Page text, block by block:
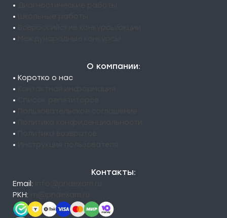
•
•
•
•
О компании:
• Коротко о нас
•
•
•
•
•
•
Контакты:
Email:
РКН: